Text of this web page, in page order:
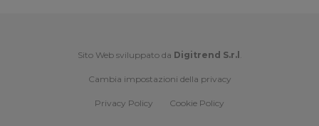
Sito Web sviluppato da Digitrend S.r.l .
Cambia impostazioni della privacy
Privacy Policy Cookie Policy